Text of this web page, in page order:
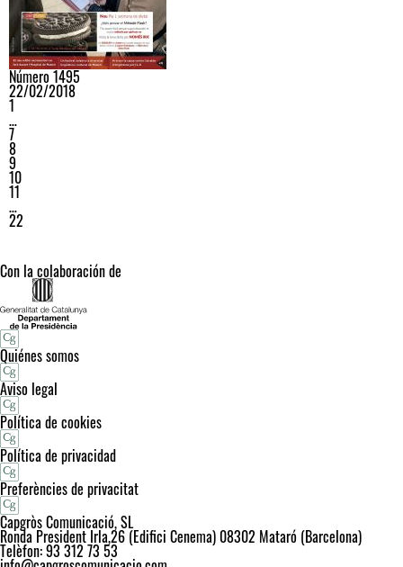
Número 1495
22/02/2018
1
…
7
8
9
10
11
…
22
Con la colaboración de
Quiénes somos
Aviso legal
Política de cookies
Política de privacidad
Preferències de privacitat
Capgròs Comunicació, SL
Ronda President Irla,26 (Edifici Cenema) 08302 Mataró (Barcelona)
Telèfon: 93 312 73 53